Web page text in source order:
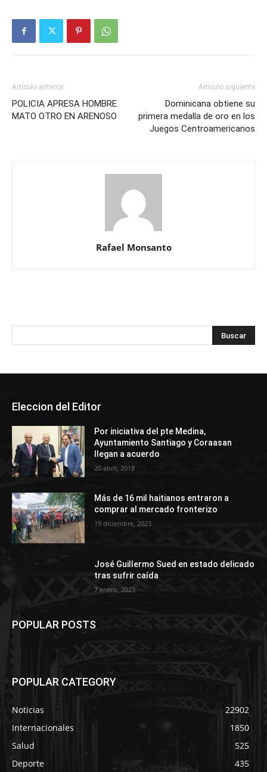
Artículo anterior
POLICIA APRESA HOMBRE
MATO OTRO EN ARENOSO
Artículo siguiente
Dominicana obtiene su
primera medalla de oro en los
Juegos Centroamericanos
Rafael Monsanto
Eleccion del Editor
Por iniciativa del pte Medina,
Ayuntamiento Santiago y Coraasan
llegan a acuerdo
20 abril, 2018
Más de 16 mil haitianos entraron a
comprar al mercado fronterizo
19 diciembre, 2023
José Guillermo Sued en estado delicado
tras sufrir caída
7 enero, 2023
POPULAR POSTS
POPULAR CATEGORY
Noticias
22902
Internacionales
1850
Salud
525
Deporte
435